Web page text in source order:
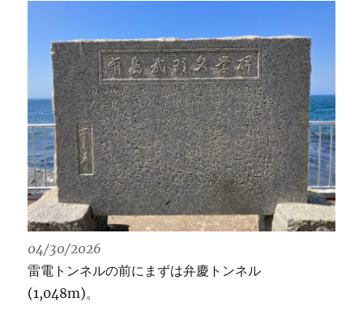
04/30/2026
雷電トンネルの前にまずは弁慶トンネル
(1,048m)。